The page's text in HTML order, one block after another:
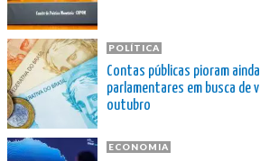
POLÍTICA
Contas públicas pioram
parlamentares em busca de
outubro
ECONOMIA